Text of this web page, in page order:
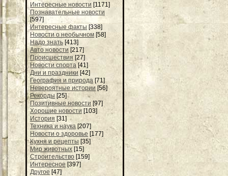
Интересные новости [1171]
Познавательные новости
[597]
Интересные факты [338]
Новости о необычном [58]
Надо знать [413]
Авто новости [217]
Происшествия [27]
Новости спорта [41]
Дни и праздники [42]
География и природа [71]
Невероятные истории [56]
Рекорды [25]
Позитивные новости [97]
Хорошие новости [103]
История [31]
Техника и наука [207]
Новости о здоровье [177]
Кухня и рецепты [35]
Мир животных [15]
Строительство [159]
Интересное [397]
Другое [47]